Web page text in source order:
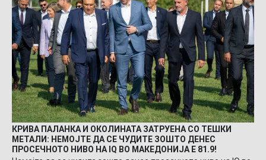
КРИВА ПАЛАНКА И ОКОЛИНАТА ЗАТРУЕНА СО ТЕШКИ
МЕТАЛИ: НЕМОЈТЕ ДА СЕ ЧУДИТЕ ЗОШТО ДЕНЕС
ПРОСЕЧНОТО НИВО НА IQ ВО МАКЕДОНИЈА Е 81.9!